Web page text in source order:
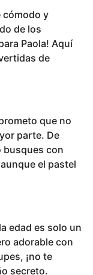
cómodo y
de los
Paola! Aquí
de
que no
parte. De
busques con
el pastel
edad es solo un
adorable con
¡no te
secreto.